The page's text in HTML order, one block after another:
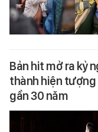
Bản hit mở ra kỷ
thành hiện tượng
gần 30 năm